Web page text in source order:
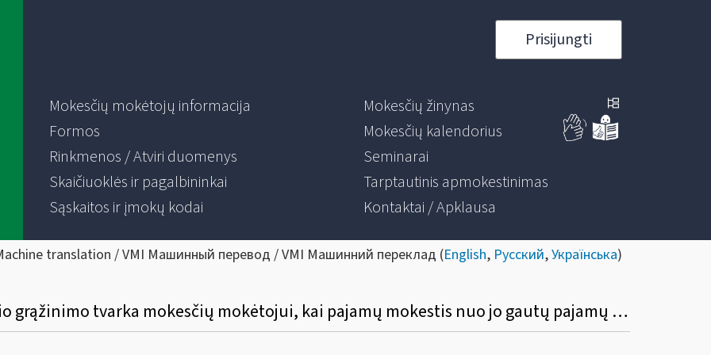
Prisijungti
Mokesčių mokėtojų informacija
Formos
Rinkmenos / Atviri duomenys
Skaičiuoklės ir pagalbininkai
Sąskaitos ir įmokų kodai
Mokesčių žinynas
Mokesčių kalendorius
Seminarai
Tarptautinis apmokestinimas
Kontaktai / Apklausa
translation / VMI Машинный перевод / VMI Машинний переклад (English, Русский,Українська)
Kokia yra permokėto pajamų mokesčio grąžinimo tvarka mokesčių mokėtojui, kai pajamų mokestis nuo jo gautų pajamų sumokamas kito asmens lėšomis?